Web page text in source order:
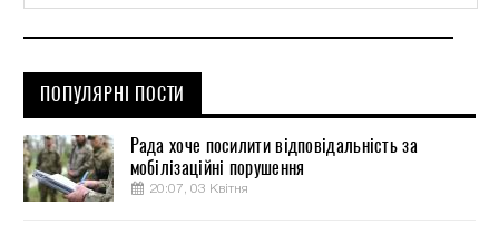
ПОПУЛЯРНІ ПОСТИ
Рада хоче посилити відповідальність за
мобілізаційні порушення
20:07, 03 Квітня